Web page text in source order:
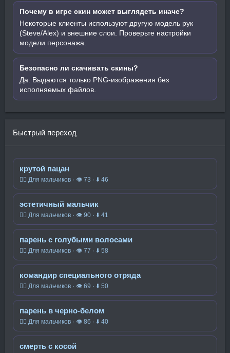
Почему в игре скин может выглядеть иначе?
Некоторые клиенты используют другую модель рук
(Steve/Alex) и внешние слои. Проверьте настройки
модели персонажа.
Безопасно ли скачивать скины?
Да. Выдаются только PNG-изображения без
исполняемых файлов.
Быстрый переход
крутой пацан
🧍‍♂️ Для мальчиков · 👁 73 · ⬇ 46
эстетичный мальчик
🧍‍♂️ Для мальчиков · 👁 90 · ⬇ 41
парень с голубыми волосами
🧍‍♂️ Для мальчиков · 👁 77 · ⬇ 58
командир специального отряда
🧍‍♂️ Для мальчиков · 👁 69 · ⬇ 50
парень в черно-белом
🧍‍♂️ Для мальчиков · 👁 86 · ⬇ 40
смерть с косой